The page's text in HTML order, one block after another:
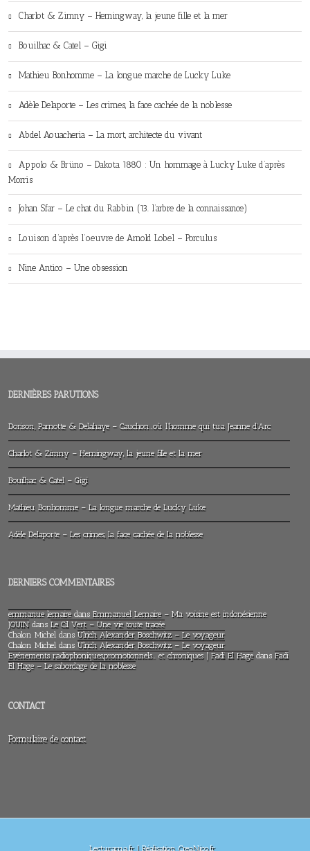
Charlot & Zimny – Hemingway, la jeune fille et la mer
Bouilhac & Catel – Gigi
Mathieu Bonhomme – La longue marche de Lucky Luke
Adèle Delaporte – Les crimes, la face cachée de la noblesse
Abdel Aouacheria – La mort, architecte du vivant
Appolo & Brüno – Dakota 1880 : Un hommage à Lucky Luke d’après
Morris
Johan Sfar – Le chat du Rabbin (13. l’arbre de la connaissance)
Louison d’après l’oeuvre de Arnold Lobel – Porculus
Nine Antico – Une obsession
DERNIÈRES PARUTIONS
Dorison, Parnotte & Delahaye – Cauchon…où l’homme qui tua Jeanne d’Arc
Charlot & Zimny – Hemingway, la jeune fille et la mer
Bouilhac & Catel – Gigi
Mathieu Bonhomme – La longue marche de Lucky Luke
Adèle Delaporte – Les crimes, la face cachée de la noblesse
DERNIERS COMMENTAIRES
emmanue lemairedans Emmanuel Lemaire – Ma voisine est indonésienne
JOUINdans Le Cil Vert – Une vie toute tracée
Chalon Michel dans Ulrich Alexander Boschwitz – Le voyageur
Chalon Michel dans Ulrich Alexander Boschwitz – Le voyageur
Evénements radiophoniques,promotionnels… et chroniques | Fadi El Hagedans Fadi
El Hage – Le sabordage de la noblesse
CONTACT
Formulaire de contact
Lecturama.fr | Réalisation CreaNico.fr